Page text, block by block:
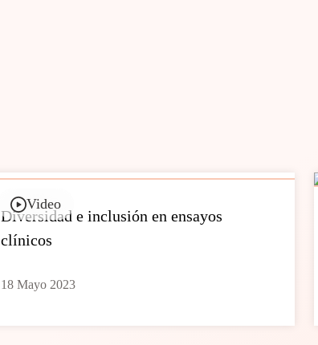
Video
Diversidad e inclusión en ensayos
clínicos
18 Mayo 2023